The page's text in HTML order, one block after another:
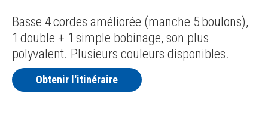
Basse 4 cordes améliorée (manche 5 boulons),
1 double + 1 simple bobinage, son plus
polyvalent. Plusieurs couleurs disponibles.
Obtenir l'itinéraire